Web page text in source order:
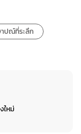
ปณ์ที่ระลึก
ใหม่